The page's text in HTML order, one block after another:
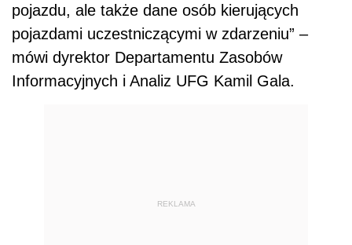
pojazdu, ale także dane osób kierujących
pojazdami uczestniczącymi w zdarzeniu” –
mówi dyrektor Departamentu Zasobów
Informacyjnych i Analiz UFG Kamil Gala.
REKLAMA